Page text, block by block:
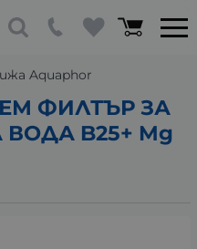
Aquaphor
ФИЛТЪР ЗА
B25+ Mg